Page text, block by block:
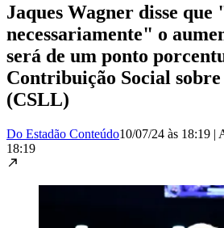
Jaques Wagner disse que
necessariamente" o
será de um ponto
Contribuição Social
(CSLL)
Do Estadão Conteúdo10/07/24 às 18:19 |
18:19